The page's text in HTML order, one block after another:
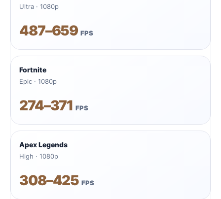
Ultra · 1080p
487–659FPS
Fortnite
Epic · 1080p
274–371FPS
Apex Legends
High · 1080p
308–425FPS